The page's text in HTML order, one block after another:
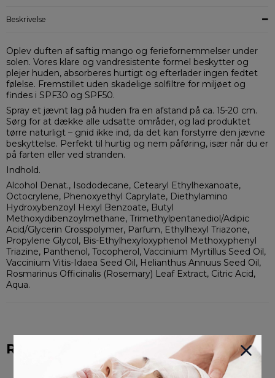
Beskrivelse
Oplev duften af saftig mango og feriefornemmelser under
solen. Vores klare og vandresistente formel beskytter og
plejer huden, absorberes hurtigt og efterlader ingen fedtet
følelse. Fremstillet uden skadelige solfiltre for miljøet og
findes i SPF30 og SPF50.
Spray et jævnt lag på huden fra en afstand på ca. 15-20 cm.
Sørg for at dække alle udsatte områder, og lad produktet
tørre naturligt – gnid ikke ind, da det kan forstyrre den jævne
beskyttelse. Perfekt til hurtig og nem påføring, især når du er
på farten eller ved stranden.
Indhold.
Alcohol Denat., Isododecane, Cetearyl Ethylhexanoate,
Octocrylene, Phenoxyethyl Caprylate, Diethylamino
Hydroxybenzoyl Hexyl Benzoate, Butyl
Methoxydibenzoylmethane, Trimethylpentanediol/Adipic
Acid/Glycerin Crosspolymer, Parfum, Ethylhexyl Triazone,
Propylene Glycol, Bis-Ethylhexyloxyphenol Methoxyphenyl
Triazine, Panthenol, Tocopherol, Vaccinium Myrtillus Seed Oil,
Vaccinium Vitis-Idaea Seed Oil, Helianthus Annuus Seed Oil,
Rosmarinus Officinalis (Rosemary) Leaf Extract, Citric Acid,
Aqua.
Relaterede produkter